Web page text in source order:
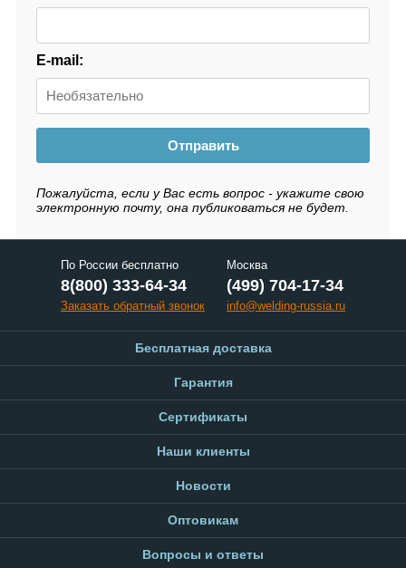
E-mail:
Отправить
Пожалуйста, если у Вас есть вопрос - укажите свою
электронную почту, она публиковаться не будет.
По России бесплатно
8(800) 333-64-34
Заказать обратный звонок
Москва
(499) 704-17-34
info@welding-russia.ru
Бесплатная доставка
Гарантия
Сертификаты
Наши клиенты
Новости
Оптовикам
Вопросы и ответы